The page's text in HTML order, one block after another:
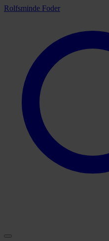
Rolfsminde Foder